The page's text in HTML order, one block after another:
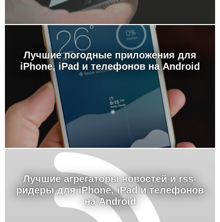
Лучшие погодные приложения для
iPhone, iPad и телефонов на Android
Лучшие агрегаторы новостей и rss-
ридеры для iPhone, iPad и телефонов
на Android